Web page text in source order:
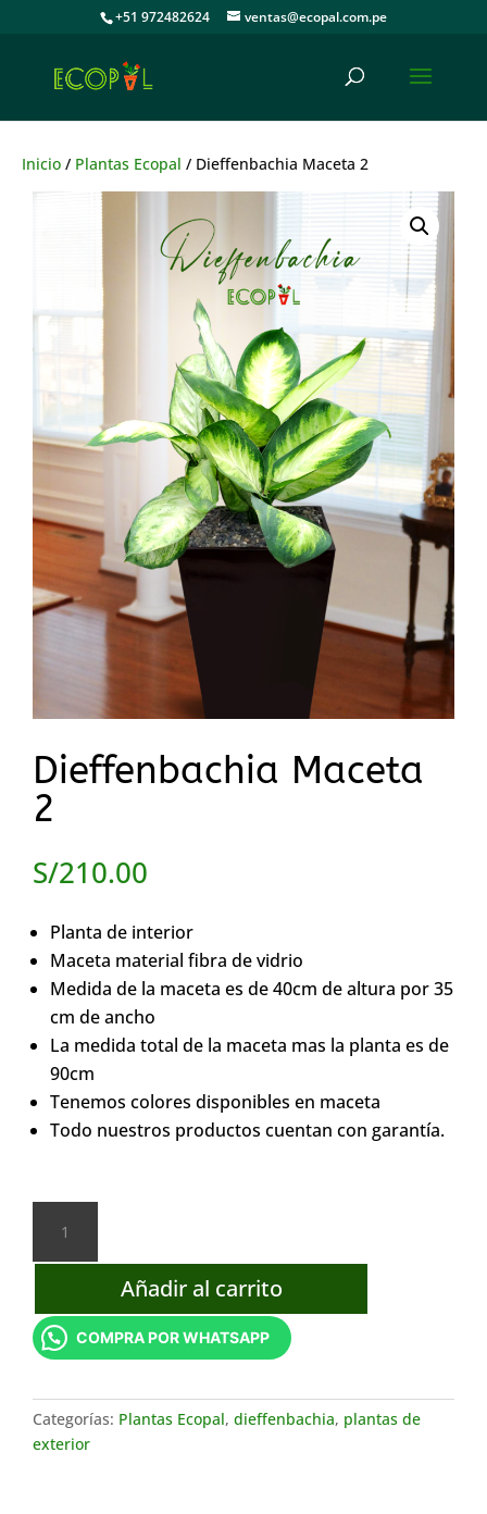
+51 972482624 ventas@ecopal.com.pe
Inicio / Plantas Ecopal / Dieffenbachia Maceta 2
Dieffenbachia Maceta
2
S/210.00
Planta de interior
Maceta material fibra de vidrio
Medida de la maceta es de 40cm de altura por 35
cm de ancho
La medida total de la maceta mas la planta es de
90cm
Tenemos colores disponibles en maceta
Todo nuestros productos cuentan con garantía.
Maceta
2
Añadir al carrito
COMPRA POR WHATSAPP
Categorías: Plantas Ecopal, dieffenbachia, plantas de
exterior